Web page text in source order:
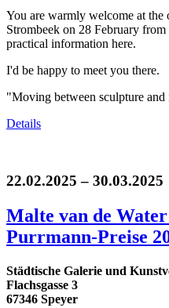
You are warmly welcome at
Strombeek on 28 February
practical information here.
I'd be happy to meet you there.
"Moving between sculpture
Details
22.02.2025 – 30.03.2025
Malte van de
Purrmann-Preise
Städtische Galerie und
Flachsgasse 3
67346 Speyer